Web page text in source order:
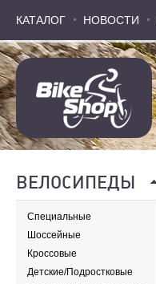
КАТАЛОГ НОВОСТИ
КАТАЛОГ НОВОСТИ
ВЕЛОСИПЕДЫ
Специальные
Шоссейные
Кроссовые
Детские/Подростковые